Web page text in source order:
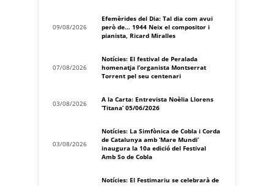
09/08/2026
Efemèrides del Dia: Tal dia com avui
però de… 1944 Neix el compositor i
pianista, Ricard Miralles
07/08/2026
Notícies: El festival de Peralada
homenatja l’organista Montserrat
Torrent pel seu centenari
03/08/2026
A la Carta: Entrevista Noèlia Llorens
‘Titana’ 05/06/2026
03/08/2026
Notícies: La Simfònica de Cobla i Corda
de Catalunya amb ‘Mare Mundi’
inaugura la 10a edició del Festival
Amb So de Cobla
Notícies: El Festimariu se celebrarà de